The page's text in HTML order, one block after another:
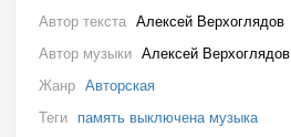
Автор текста Алексей Верхоглядов
Автор музыки Алексей Верхоглядов
Жанр Авторская
Теги память выключена музыка